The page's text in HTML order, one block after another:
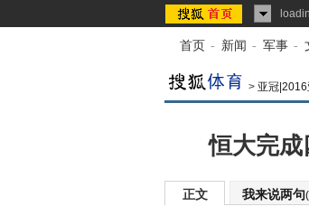
首页 - 新闻 - 军事 -
> 亚冠|2016
恒大完
正文 我来说两句(